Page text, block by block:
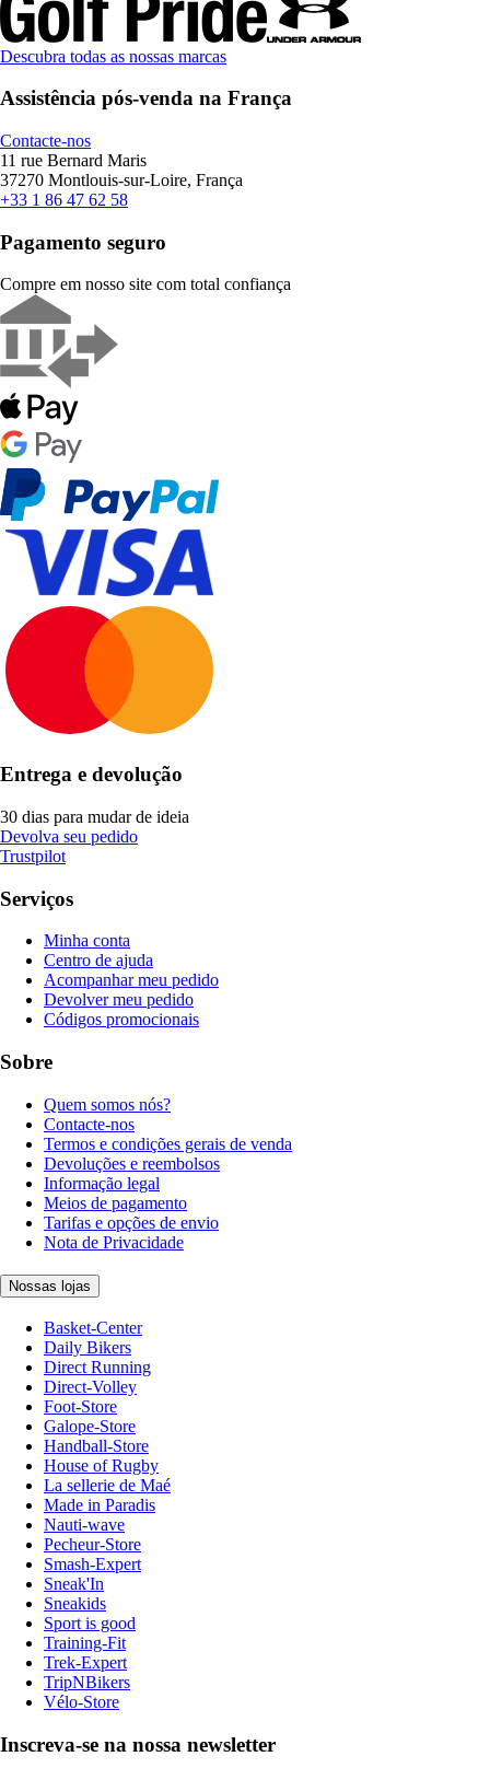
Descubra todas as nossas marcas
Assistência pós-venda na França
Contacte-nos
11 rue Bernard Maris
37270 Montlouis-sur-Loire, França
+33 1 86 47 62 58
Pagamento seguro
Compre em nosso site com total confiança
Entrega e devolução
30 dias para mudar de ideia
Devolva seu pedido
Trustpilot
Serviços
Minha conta
Centro de ajuda
Acompanhar meu pedido
Devolver meu pedido
Códigos promocionais
Sobre
Quem somos nós?
Contacte-nos
Termos e condições gerais de venda
Devoluções e reembolsos
Informação legal
Meios de pagamento
Tarifas e opções de envio
Nota de Privacidade
Nossas lojas
Basket-Center
Daily Bikers
Direct Running
Direct-Volley
Foot-Store
Galope-Store
Handball-Store
House of Rugby
La sellerie de Maé
Made in Paradis
Nauti-wave
Pecheur-Store
Smash-Expert
Sneak'In
Sneakids
Sport is good
Training-Fit
Trek-Expert
TripNBikers
Vélo-Store
Inscreva-se na nossa newsletter